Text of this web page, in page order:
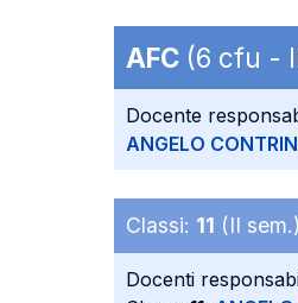
AFC (6 cfu -
Docente
ANGELO
Classi: 11 (II
Docenti